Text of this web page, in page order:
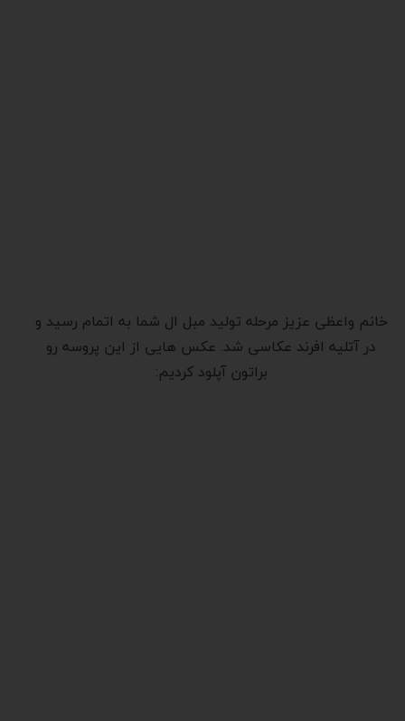
خانم واعظی عزیز مرحله تولید مبل ال شما به اتمام رسید و
در آتلیه افرند عکاسی شد. عکس هایی از این پروسه رو
براتون آپلود کردیم: